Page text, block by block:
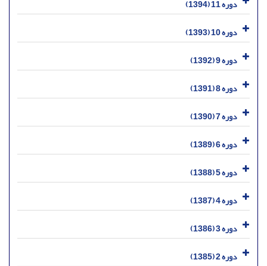
دوره 11 (1394)
دوره 10 (1393)
دوره 9 (1392)
دوره 8 (1391)
دوره 7 (1390)
دوره 6 (1389)
دوره 5 (1388)
دوره 4 (1387)
دوره 3 (1386)
دوره 2 (1385)